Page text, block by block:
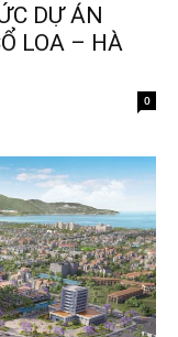
DỰ ÁN
LOA – HÀ
0